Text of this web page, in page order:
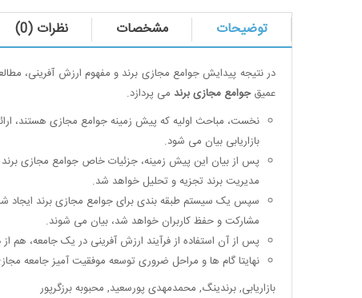
توضیحات مشخصات نظرات (0)
در نتیجه پیدایش جوامع مجازی برند و مفهوم ارزش آفرینی،
عمیقجوامع مجازی برند می پردازد.
نخست، مباحث اولیه که پیش زمینه جوامع مجازی هستند،
بازاریابی بیان می شود.
پس از بیان این پیش زمینه، جزئیات خاص جوامع مجازی برند
مدیریت برند تجزیه و تحلیل خواهد شد.
سپس یک سیستم طبقه بندی برای جوامع مجازی برند ایجاد
مشارکت و حفظ کاربران خواهد شد، بیان می شوند.
پس از آن استفاده از فرآیند ارزش آفرینی در یک جامعه، هم
نهایتا گام ها و مراحل ضروری توسعه موفقیت آمیز جامعه
بازاریابی,برندینگ, محمدمهدی پورسعید, محبوبه برزگرپور